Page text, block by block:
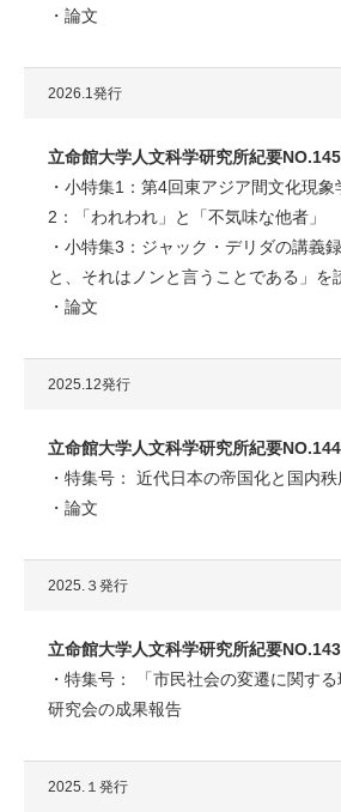
論文
2026.1発行
立命館大学人文科学研究所紀要NO.145
小特集1：第4回東アジア間文化現象
2：「われわれ」と「不気味な他者」
小特集3：ジャック・デリダの講義
と、それはノンと言うことである」を
論文
2025.12発行
立命館大学人文科学研究所紀要NO.144
特集号： 近代日本の帝国化と国内秩
論文
2025.３発行
立命館大学人文科学研究所紀要NO.143
特集号： 「市民社会の変遷に関する
研究会の成果報告
2025.１発行